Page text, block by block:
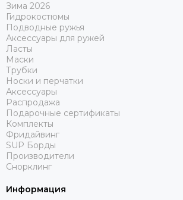
Зима 2026
Гидрокостюмы
Подводные ружья
Аксессуары для ружей
Ласты
Маски
Трубки
Носки и перчатки
Аксессуары
Распродажа
Подарочные сертификаты
Комплекты
Фридайвинг
SUP Борды
Производители
Снорклинг
Информация